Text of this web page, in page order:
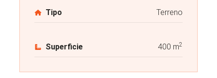
Tipo Terreno
Superficie 400 m2